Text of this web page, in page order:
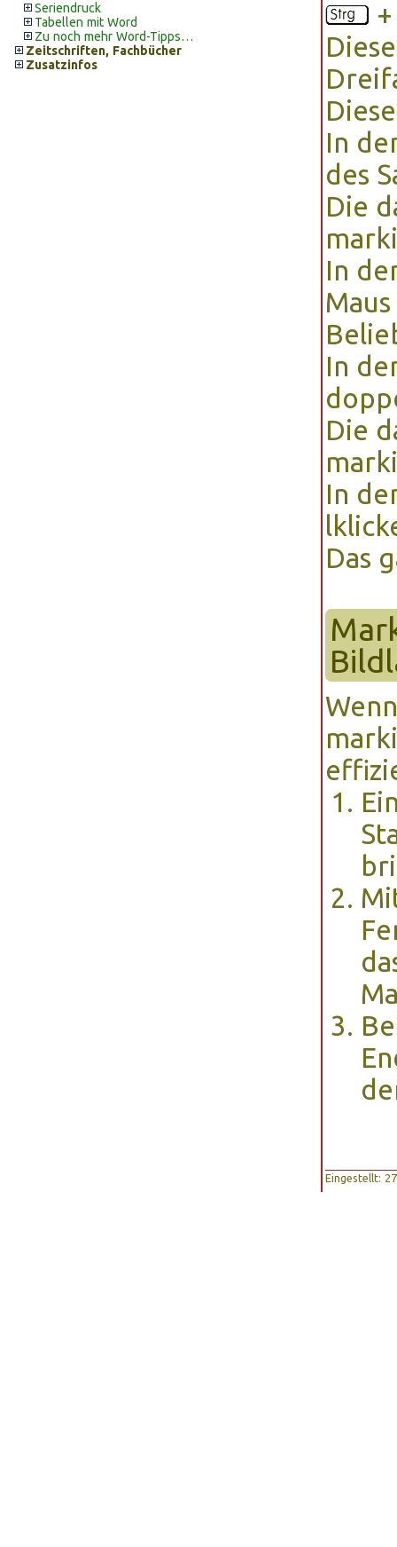
Seriendruck
Tabellen mit Word
Zu noch mehr Word-Tipps…
Zeitschriften, Fachbücher
Zusatzinfos
In
des
Die
In
In
Die
In
Das
Eingestellt: